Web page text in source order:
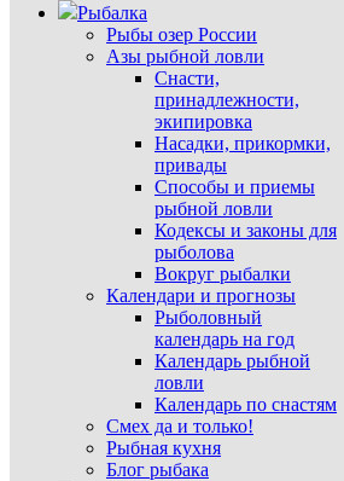
Рыбалка
Рыбы озер России
Азы рыбной ловли
Снасти,
принадлежности,
экипировка
Насадки, прикормки,
привады
Способы и приемы
рыбной ловли
Кодексы и законы для
рыболова
Вокруг рыбалки
Календари и прогнозы
Рыболовный
календарь на год
Календарь рыбной
ловли
Календарь по снастям
Смех да и только!
Рыбная кухня
Блог рыбака